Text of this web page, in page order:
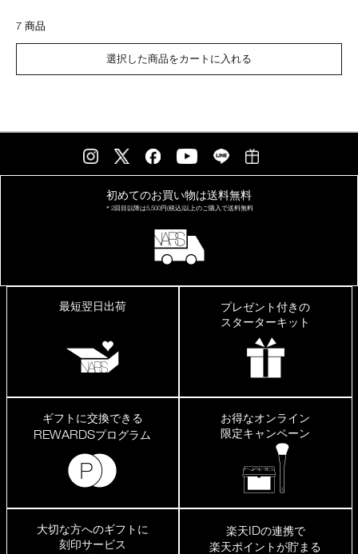
7 商品
選択した商品をカートに入れる
初めてのお買い物は送料無料
＊2回目以降は5,500円(税込)以上の ご購入で送料無料
最短翌日出荷
プレゼント付きの
スターターキット
ギフトに交換できる
REWARDSプログラム
お得なオンライン
限定キャンペーン
大切な方へのギフトに
刻印サービス
楽天IDの連携で
楽天ポイントが貯まる